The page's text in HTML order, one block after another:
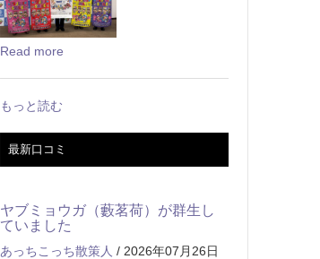
Read more
もっと読む
最新口コミ
ヤブミョウガ（藪茗荷）が群生し
ていました
あっちこっち散策人 / 2026年07月26日